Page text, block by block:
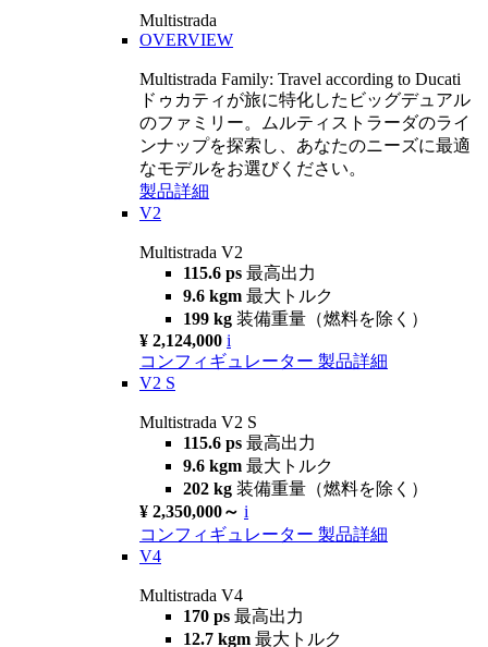
Multistrada
OVERVIEW
Multistrada Family: Travel according to Ducati
ドゥカティが旅に特化したビッグデュアル
のファミリー。ムルティストラーダのライ
ンナップを探索し、あなたのニーズに最適
なモデルをお選びください。
製品詳細
V2
Multistrada V2
115.6 ps 最高出力
9.6 kgm 最大トルク
199 kg 装備重量（燃料を除く）
¥ 2,124,000 i
コンフィギュレーター 製品詳細
V2 S
Multistrada V2 S
115.6 ps 最高出力
9.6 kgm 最大トルク
202 kg 装備重量（燃料を除く）
¥ 2,350,000～ i
コンフィギュレーター 製品詳細
V4
Multistrada V4
170 ps 最高出力
12.7 kgm 最大トルク